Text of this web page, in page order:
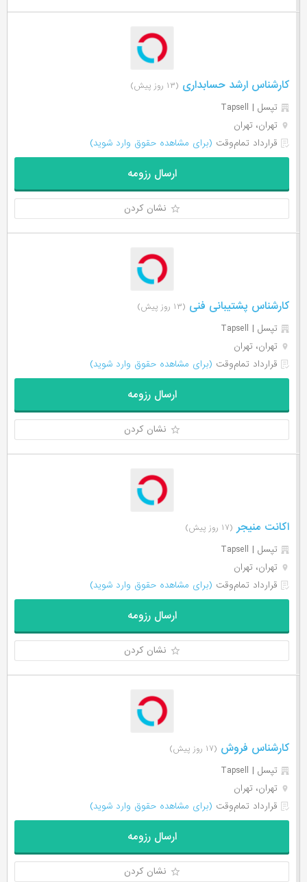
کارشناس ارشد حسابداری (۱۳ روز پیش)
تپسل | Tapsell
تهران، تهران
قرارداد تمام‌وقت (برای مشاهده حقوق وارد شوید)
ارسال رزومه
نشان کردن
کارشناس پشتیبانی فنی (۱۳ روز پیش)
تپسل | Tapsell
تهران، تهران
قرارداد تمام‌وقت (برای مشاهده حقوق وارد شوید)
ارسال رزومه
نشان کردن
اکانت منیجر (۱۷ روز پیش)
تپسل | Tapsell
تهران، تهران
قرارداد تمام‌وقت (برای مشاهده حقوق وارد شوید)
ارسال رزومه
نشان کردن
کارشناس فروش (۱۷ روز پیش)
تپسل | Tapsell
تهران، تهران
قرارداد تمام‌وقت (برای مشاهده حقوق وارد شوید)
ارسال رزومه
نشان کردن